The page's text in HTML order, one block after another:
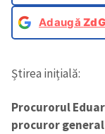
AdaugăZdG
Știrea inițială:
Procurorul
procuror